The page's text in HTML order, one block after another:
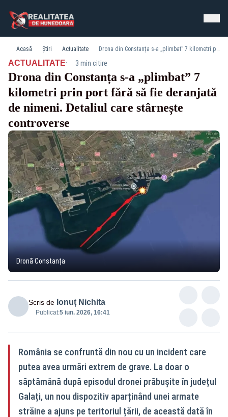
Acasă Știri Actualitate Drona din Constanța s-a „plimbat” 7 kilometri prin port fără să fie deranjată de nimeni. Detaliul care stârnește controverse
ACTUALITATE· 3 min citire
Drona din Constanța s-a „plimbat” 7
kilometri prin port fără să fie deranjată
de nimeni. Detaliul care stârnește
controverse
Dronă Constanța
Scris de Ionuț Nichita
Publicat:5 iun. 2026, 16:41
România se confruntă din nou cu un incident care
putea avea urmări extrem de grave. La doar o
săptămână după episodul dronei prăbușite în județul
Galați, un nou dispozitiv aparținând unei armate
străine a ajuns pe teritoriul țării, de această dată în